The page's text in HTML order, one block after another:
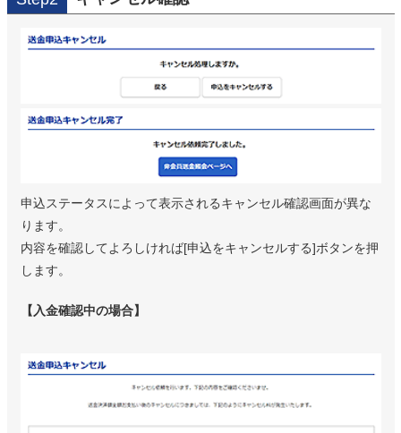
申込ステータスによって表示されるキャンセル確認画面が異な
ります。
内容を確認してよろしければ[申込をキャンセルする]ボタンを押
します。
【入金確認中の場合】